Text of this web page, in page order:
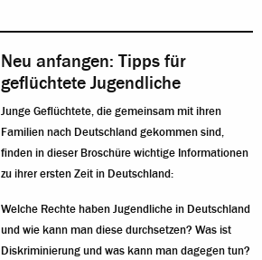
Neu anfangen: Tipps für
geflüchtete Jugendliche
Junge Geflüchtete, die gemeinsam mit ihren
Familien nach Deutschland gekommen sind,
finden in dieser Broschüre wichtige Informationen
zu ihrer ersten Zeit in Deutschland:
Welche Rechte haben Jugendliche in Deutschland
und wie kann man diese durchsetzen? Was ist
Diskriminierung und was kann man dagegen tun?